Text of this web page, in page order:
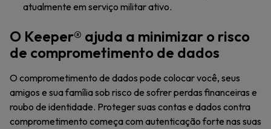
atualmente em serviço militar ativo.
O Keeper® ajuda a minimizar o risco
de comprometimento de dados
O comprometimento de dados pode colocar você, seus
amigos e sua família sob risco de sofrer perdas financeiras e
roubo de identidade. Proteger suas contas e dados contra
comprometimento começa com autenticação forte nas suas